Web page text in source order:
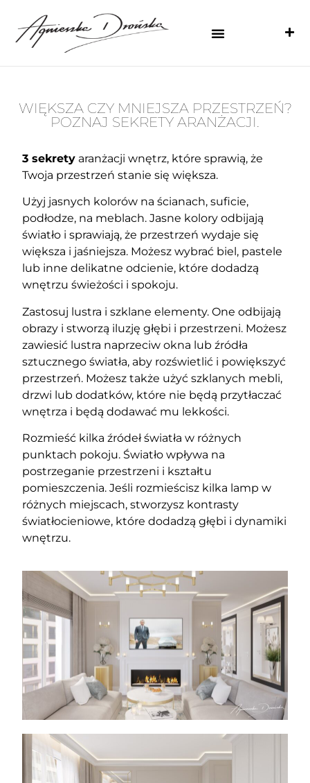
WIĘKSZA CZY MNIEJSZA PRZESTRZEŃ?
POZNAJ SEKRETY ARANŻACJI.
3 sekrety aranżacji wnętrz, które sprawią, że
Twoja przestrzeń stanie się większa.
Użyj jasnych kolorów na ścianach, suficie,
podłodze, na meblach. Jasne kolory odbijają
światło i sprawiają, że przestrzeń wydaje się
większa i jaśniejsza. Możesz wybrać biel, pastele
lub inne delikatne odcienie, które dodadzą
wnętrzu świeżości i spokoju.
Zastosuj lustra i szklane elementy. One odbijają
obrazy i stworzą iluzję głębi i przestrzeni. Możesz
zawiesić lustra naprzeciw okna lub źródła
sztucznego światła, aby rozświetlić i powiększyć
przestrzeń. Możesz także użyć szklanych mebli,
drzwi lub dodatków, które nie będą przytłaczać
wnętrza i będą dodawać mu lekkości.
Rozmieść kilka źródeł światła w różnych
punktach pokoju. Światło wpływa na
postrzeganie przestrzeni i kształtu
pomieszczenia. Jeśli rozmieścisz kilka lamp w
różnych miejscach, stworzysz kontrasty
światłocieniowe, które dodadzą głębi i dynamiki
wnętrzu.